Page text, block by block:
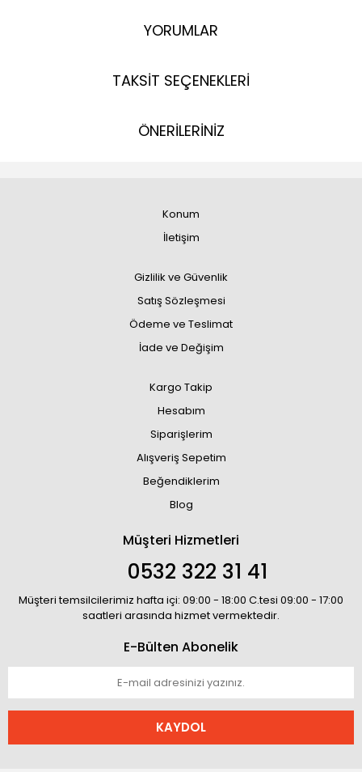
YORUMLAR
TAKSİT SEÇENEKLERİ
ÖNERİLERİNİZ
Konum
İletişim
Gizlilik ve Güvenlik
Satış Sözleşmesi
Ödeme ve Teslimat
İade ve Değişim
Kargo Takip
Hesabım
Siparişlerim
Alışveriş Sepetim
Beğendiklerim
Blog
Müşteri Hizmetleri
0532 322 31 41
Müşteri temsilcilerimiz hafta içi: 09:00 - 18:00 C.tesi 09:00 - 17:00
saatleri arasında hizmet vermektedir.
E-Bülten Abonelik
KAYDOL